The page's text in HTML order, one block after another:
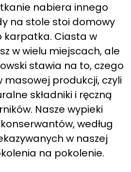
nabiera innego
na stole stoi domowy
karpatka. Ciasta w
w wielu miejscach, ale
stawia na to, czego
masowej produkcji, czyli
składniki i ręczną
Nasze wypieki
według
w naszej
na pokolenie.